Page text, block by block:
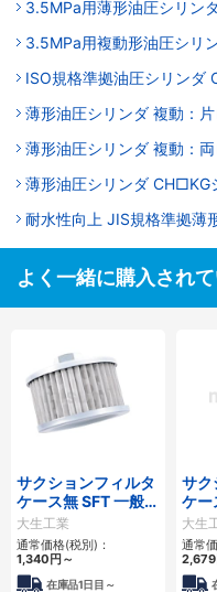
3.5MPa用薄形油圧シリン
3.5MPa用複動形油圧シリ
ISO規格準拠油圧シリンダ
薄形油圧シリンダ 複動：
薄形油圧シリンダ 複動：
薄形油圧シリンダ CH□KG
耐水性向上 JIS規格準拠薄
よく一緒に購入され
サクションフィルタ
ケース無 SFT 一般作
動油用
大生工業
通常価格(税別)：
1,340 円 ～
在庫品1日目～
サク
ケー
作動
大生
通常
2,679